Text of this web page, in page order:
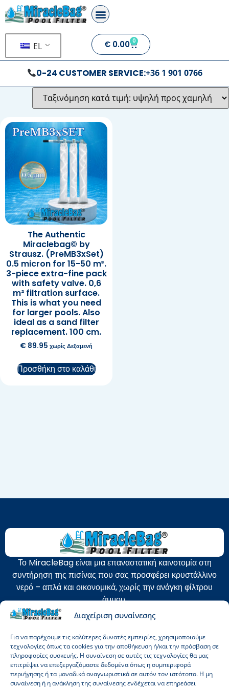
Διαχείριση συναίνεσης
Για να παρέχουμε τις καλύτερες δυνατές εμπειρίες, χρησιμοποιούμε
τεχνολογίες όπως τα cookies για την αποθήκευση ή/και την πρόσβαση σε
πληροφορίες συσκευής. Η συναίνεση σε αυτές τις τεχνολογίες θα μας
επιτρέψει να επεξεργαζόμαστε δεδομένα όπως η συμπεριφορά
περιήγησης ή τα μοναδικά αναγνωριστικά σε αυτόν τον ιστότοπο. Η μη
συναίνεση ή η ανάκληση της συναίνεσης ενδέχεται να επηρεάσει
EL € 0.00 0
0-24 CUSTOMER SERVICE:+36 1 901 0766
The Authentic
Miraclebag© by
Strausz. (PreMB3xSet)
0.5 micron for 15-50 m³.
3-piece extra-fine pack
with safety valve. 0,6
m² filtration surface.
This is what you need
for larger pools. Also
ideal as a sand filter
replacement. 100 cm.
€ 89.95 χωρίς Δεξαμενή
Προσθήκη στο καλάθι
Το MiracleBag είναι μια επαναστατική καινοτομία στη
συντήρηση της πισίνας που σας προσφέρει κρυστάλλινο
νερό – απλά και οικονομικά, χωρίς την ανάγκη φίλτρου
άμμου.
Γιάνος Στράους